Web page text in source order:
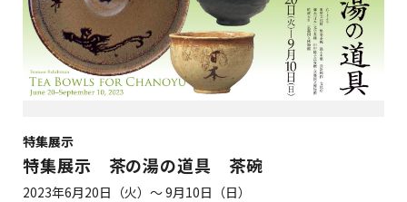
特集展示
特集展示 茶の湯の道具 茶碗
2023年6月20日（火）～ 9月10日（日）